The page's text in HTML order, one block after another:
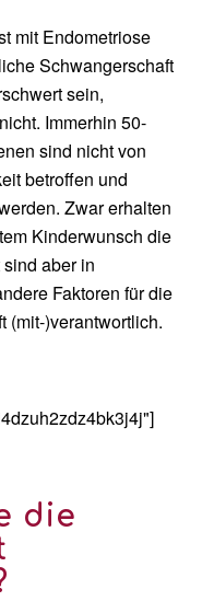
mit Endometriose
Schwangerschaft
sein,
Immerhin 50-
sind nicht von
betroffen und
Zwar erhalten
Kinderwunsch die
aber in
Faktoren für die
(mit-)verantwortlich.
die